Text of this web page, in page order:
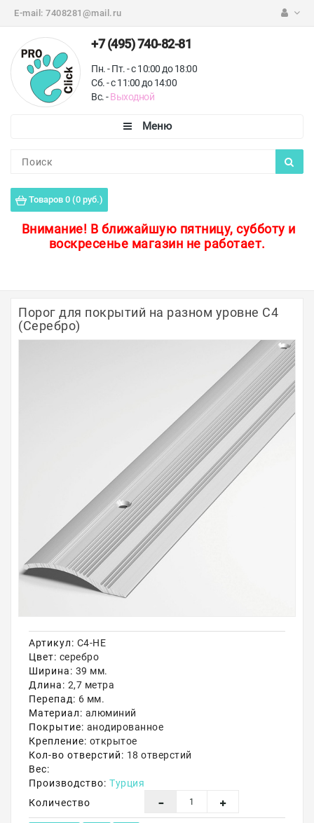
E-mail: 7408281@mail.ru
+7 (495) 740-82-81
Пн. - Пт. - с 10:00 до 18:00
Сб. - с 11:00 до 14:00
Вс. -Выходной
Товаров 0 (0 руб.)
Внимание! В ближайшую пятницу, субботу и
воскресенье магазин не работает.
Пороги для пола
Защитные уголки
Полосы из металла
Крепёж и крепления
Садовая мебель
Оплата
Доставка
Самовывоз
Акции
Порог для покрытий на разном уровне С4
(Серебро)
Артикул: С4-НЕ
Цвет: серебро
Ширина: 39 мм.
Длина: 2,7 метра
Перепад: 6 мм.
Материал: алюминий
Покрытие: анодированное
Крепление: открытое
Кол-во отверстий: 18 отверстий
Вес:
Производство: Турция
Количество